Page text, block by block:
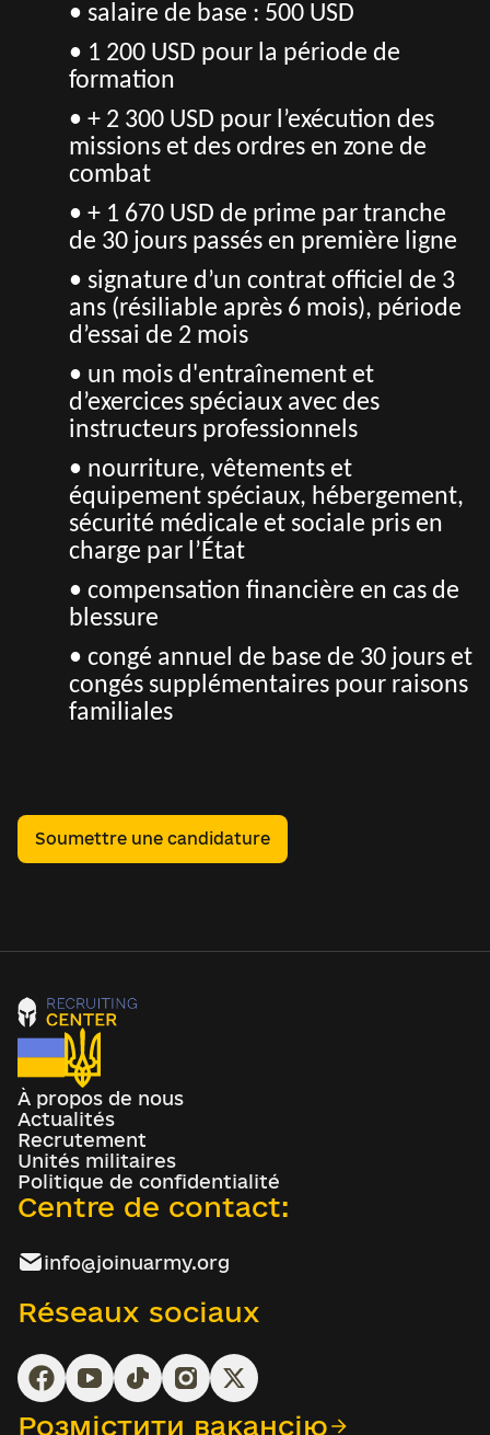
• salaire de base : 500 USD
• 1 200 USD pour la période de
formation
• + 2 300 USD pour l’exécution des
missions et des ordres en zone de
combat
• + 1 670 USD de prime par tranche
de 30 jours passés en première ligne
• signature d’un contrat officiel de 3
ans (résiliable après 6 mois), période
d’essai de 2 mois
• un mois d'entraînement et
d’exercices spéciaux avec des
instructeurs professionnels
• nourriture, vêtements et
équipement spéciaux, hébergement,
sécurité médicale et sociale pris en
charge par l’État
• compensation financière en cas de
blessure
• congé annuel de base de 30 jours et
congés supplémentaires pour raisons
familiales
Soumettre une candidature
À propos de nous
Actualités
Recrutement
Unités militaires
Politique de confidentialité
Centre de contact:
info@joinuarmy.org
Réseaux sociaux
Розмістити вакансію